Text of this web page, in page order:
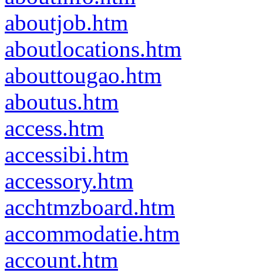
aboutjob.htm
aboutlocations.htm
abouttougao.htm
aboutus.htm
access.htm
accessibi.htm
accessory.htm
acchtmzboard.htm
accommodatie.htm
account.htm